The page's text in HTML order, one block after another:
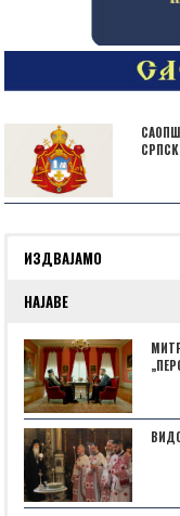
ИЗДВАЈАМО
НАЈАВЕ